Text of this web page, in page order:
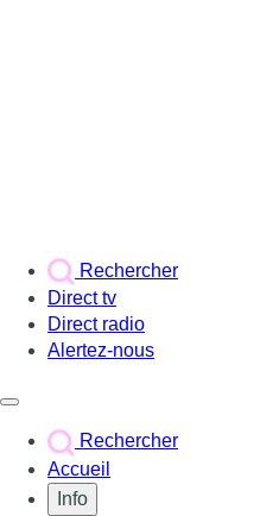
Rechercher
Direct tv
Direct radio
Alertez-nous
Rechercher
Accueil
Info